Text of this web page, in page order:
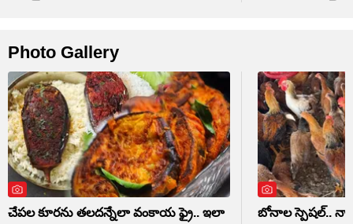
Photo Gallery
చేపల కూరను తలదన్నేలా వంకాయ ఫ్రై.. ఇలా
బోనాల స్పెషల్..